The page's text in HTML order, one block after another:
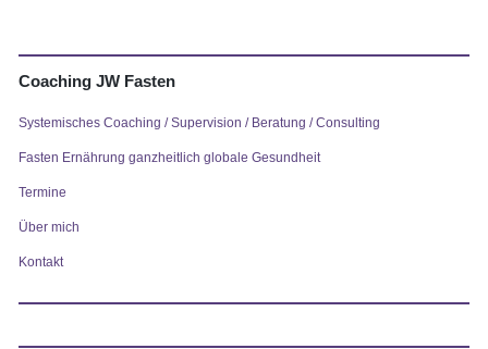
Coaching JW Fasten
Systemisches Coaching / Supervision / Beratung / Consulting
Fasten Ernährung ganzheitlich globale Gesundheit
Termine
Über mich
Kontakt